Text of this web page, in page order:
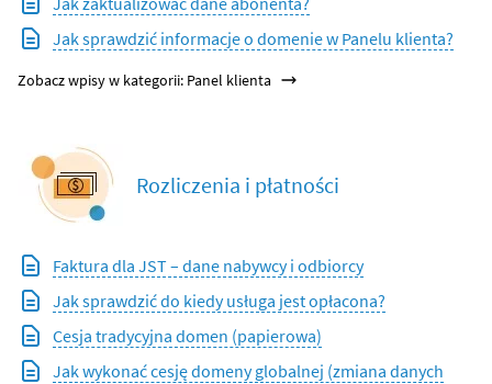
Jak sprawdzić informacje o domenie w Panelu klienta?
Zobacz wpisy w kategorii: Panel klienta
Rozliczenia i płatności
Faktura dla JST – dane nabywcy i odbiorcy
Jak sprawdzić do kiedy usługa jest opłacona?
Cesja tradycyjna domen (papierowa)
Jak wykonać cesję domeny globalnej (zmiana danych